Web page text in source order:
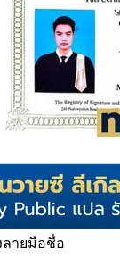
ายมือชื่อ